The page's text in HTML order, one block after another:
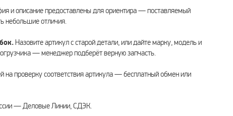
и описание предоставлены для ориентира — поставляемый
небольшие отличия.
Назовите артикул с старой детали, или дайте марку, модель и
— менеджер подберёт верную запчасть.
на проверку соответствия артикула — бесплатный обмен или
— Деловые Линии, СДЭК.